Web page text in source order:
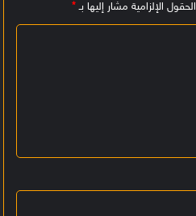
الحقول الإلزامية مشار إليها بـ*